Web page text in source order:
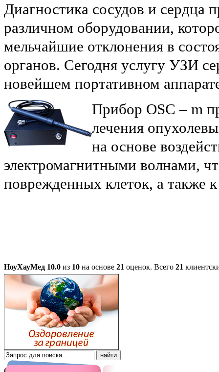
Диагностика сосудов и сердца
различном оборудовании,
мельчайшие отклонения в
органов. Сегодня услугу УЗИ
новейшем портативном
Прибор OSC – m
лечения
на основе
электромагнитными волнами,
поврежденных клеток, а также
НоуХауМед 10.0 из 10 на основе 21 оценок. Всего 21